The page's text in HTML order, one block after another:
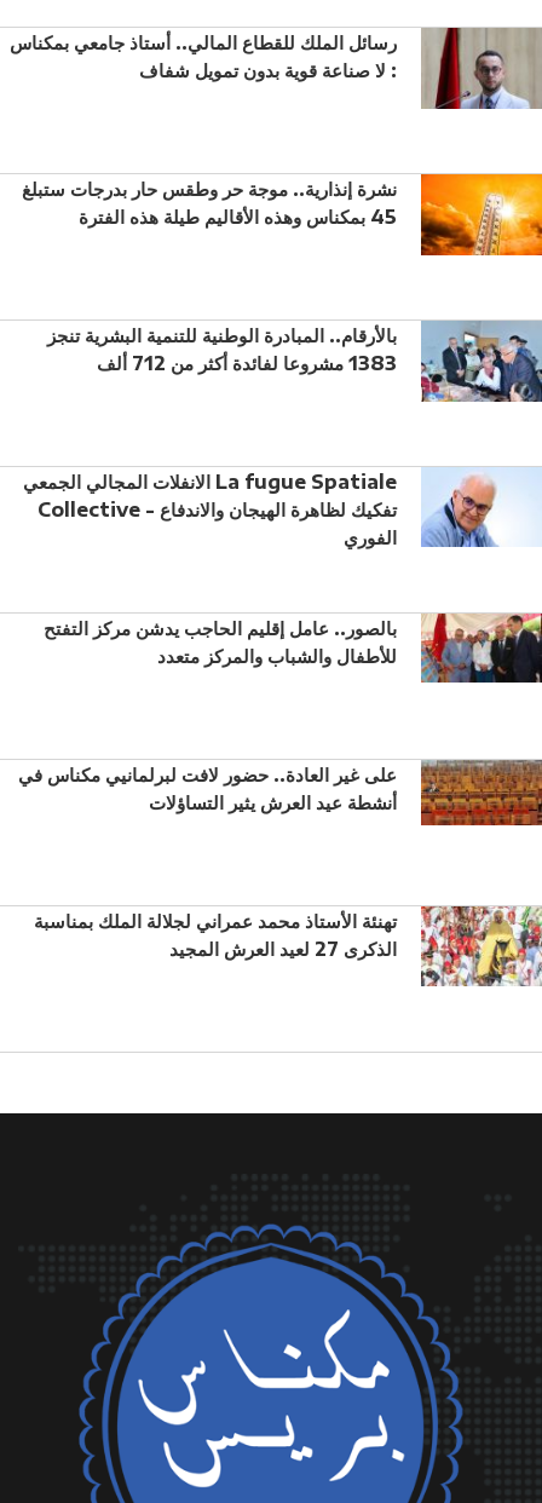
رسائل الملك للقطاع المالي.. أستاذ جامعي بمكناس
: لا صناعة قوية بدون تمويل شفاف
نشرة إنذارية.. موجة حر وطقس حار بدرجات ستبلغ
45 بمكناس وهذه الأقاليم طيلة هذه الفترة
بالأرقام.. المبادرة الوطنية للتنمية البشرية تنجز
1383 مشروعا لفائدة أكثر من 712 ألف
الانفلات المجالي الجمعي La fugue Spatiale
Collective - تفكيك لظاهرة الهيجان والاندفاع
الفوري
بالصور.. عامل إقليم الحاجب يدشن مركز التفتح
للأطفال والشباب والمركز متعدد
على غير العادة.. حضور لافت لبرلمانيي مكناس في
أنشطة عيد العرش يثير التساؤلات
تهنئة الأستاذ محمد عمراني لجلالة الملك بمناسبة
الذكرى 27 لعيد العرش المجيد